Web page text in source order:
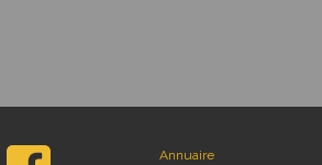
Annuaire